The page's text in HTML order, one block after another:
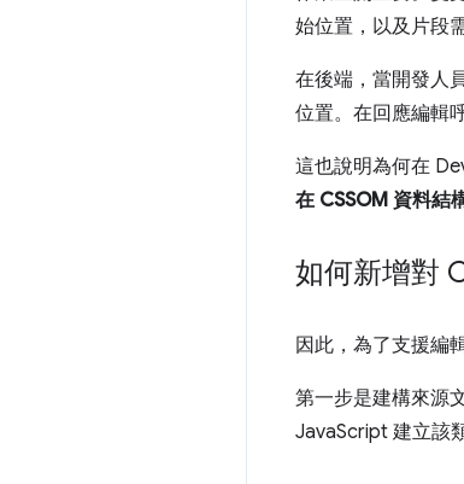
始位置，以及片段
在後端，當開發人
位置。在回應編輯
這也說明為何在
在 CSSOM 資料結
如何新增對
因此，為了支援編
第一步是建構來源
JavaScript 建立該